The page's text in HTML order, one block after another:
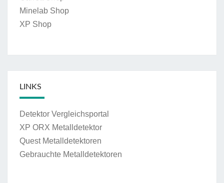
Minelab Shop
XP Shop
LINKS
Detektor Vergleichsportal
XP ORX Metalldetektor
Quest Metalldetektoren
Gebrauchte Metalldetektoren